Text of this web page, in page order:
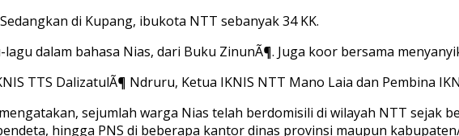
di Kupang, ibukota NTT sebanyak 34 KK.
dalam bahasa Nias, dari Buku ZinunÃ¶. Juga koor bersama
TTS DalizatulÃ¶ Ndruru, Ketua IKNIS NTT Mano Laia dan Pembina
sejumlah warga Nias telah berdomisili di wilayah NTT sejak
hingga PNS di beberapa kantor dinas provinsi maupun